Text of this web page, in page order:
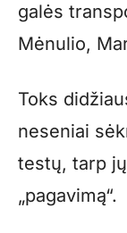
galės
Mėnulio,
Toks
neseniai
testų, tarp
„pagavimą“.